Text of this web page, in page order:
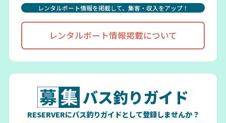
レンタルボート情報を掲載して、集客・収入をアップ！
レンタルボート情報掲載について
バス釣りガイド
RESERVERにバス釣りガイドとして登録しませんか？